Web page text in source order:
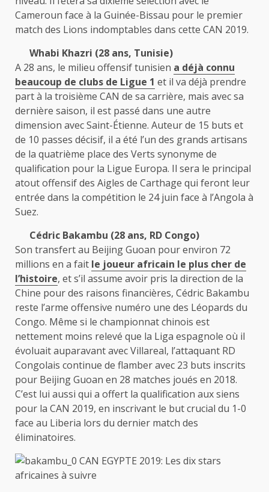
Cameroun face à la Guinée-Bissau pour le premier
match des Lions indomptables dans cette CAN 2019.
Whabi Khazri (28 ans, Tunisie)
A 28 ans, le milieu offensif tunisien a déjà connu
beaucoup de clubs de Ligue 1 et il va déjà prendre
part à la troisième CAN de sa carrière, mais avec sa
dernière saison, il est passé dans une autre
dimension avec Saint-Étienne. Auteur de 15 buts et
de 10 passes décisif, il a été l’un des grands artisans
de la quatrième place des Verts synonyme de
qualification pour la Ligue Europa. Il sera le principal
atout offensif des Aigles de Carthage qui feront leur
entrée dans la compétition le 24 juin face à l’Angola à
Suez.
Cédric Bakambu (28 ans, RD Congo)
Son transfert au Beijing Guoan pour environ 72
millions en a fait le joueur africain le plus cher de
l’histoire, et s’il assume avoir pris la direction de la
Chine pour des raisons financières, Cédric Bakambu
reste l’arme offensive numéro une des Léopards du
Congo. Même si le championnat chinois est
nettement moins relevé que la Liga espagnole où il
évoluait auparavant avec Villareal, l’attaquant RD
Congolais continue de flamber avec 23 buts inscrits
pour Beijing Guoan en 28 matches joués en 2018.
C’est lui aussi qui a offert la qualification aux siens
pour la CAN 2019, en inscrivant le but crucial du 1-0
face au Liberia lors du dernier match des
éliminatoires.